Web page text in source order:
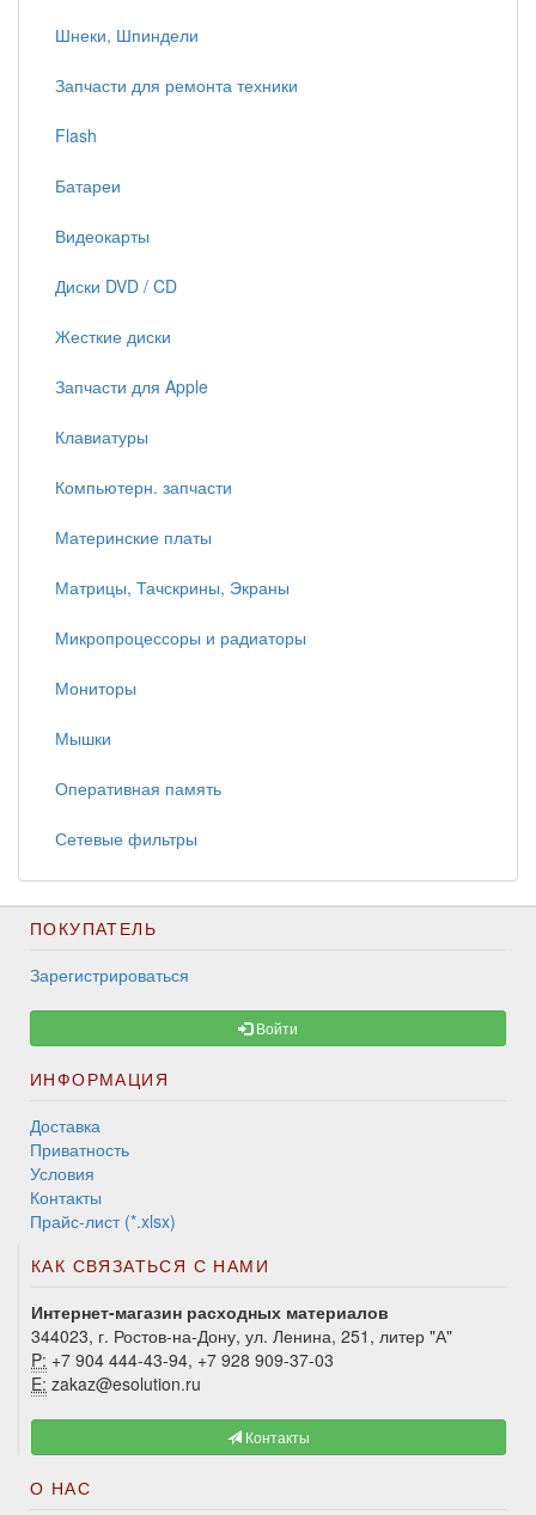
Шнеки, Шпиндели
Запчасти для ремонта техники
Flash
Батареи
Видеокарты
Диски DVD / CD
Жесткие диски
Запчасти для Apple
Клавиатуры
Компьютерн. запчасти
Материнские платы
Матрицы, Тачскрины, Экраны
Микропроцессоры и радиаторы
Мониторы
Мышки
Оперативная память
Сетевые фильтры
ПОКУПАТЕЛЬ
Зарегистрироваться
Войти
ИНФОРМАЦИЯ
Доставка
Приватность
Условия
Контакты
Прайс-лист (*.xlsx)
КАК СВЯЗАТЬСЯ С НАМИ
Интернет-магазин расходных материалов
344023, г. Ростов-на-Дону, ул. Ленина, 251, литер "А"
P: +7 904 444-43-94, +7 928 909-37-03
E: zakaz@esolution.ru
Контакты
О НАС